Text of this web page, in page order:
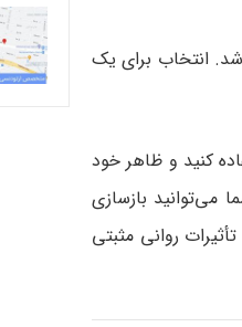
انتخاب برای یک
کنید و ظاهر خود
می‌توانید بازسازی
روانی مثبتی